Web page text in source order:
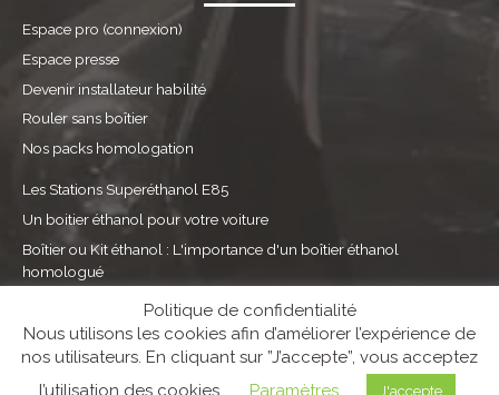
Espace pro (connexion)
Espace presse
Devenir installateur habilité
Rouler sans boîtier
Nos packs homologation
Les Stations Superéthanol E85
Un boitier éthanol pour votre voiture
Boîtier ou Kit éthanol : L'importance d'un boîtier éthanol
homologué
Boîtier Flex fuel : l'équipement pour convertir sa voiture à l'éthanol
Guide utilisateur| Mentions légales
Protection des données
personnelles | Gestion des cookies
Politique de confidentialité
Nous utilisons les cookies afin d’améliorer l’expérience de
nos utilisateurs. En cliquant sur ”J’accepte”, vous acceptez
l’utilisation des cookies.
Paramètres J'accepte